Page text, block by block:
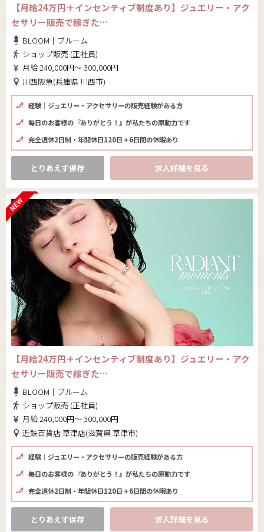
【月給24万円＋インセンティブ制度あり】ジュエリー・アク
セサリー販売で稼ぎた…
BLOOM｜ブルーム
ショップ販売 (正社員)
月給 240,000円～ 300,000円
川西阪急(兵庫県 川西市)
経験｜ジュエリー・アクセサリーの販売経験がある方
毎日のお客様の『ありがとう！』が私たちの原動力です
完全週休2日制・年間休日120日＋6日間の休暇あり
とりあえず保存 求人詳細を見る
【月給24万円＋インセンティブ制度あり】ジュエリー・アク
セサリー販売で稼ぎた…
BLOOM｜ブルーム
ショップ販売 (正社員)
月給 240,000円～ 300,000円
近鉄百貨店 草津店(滋賀県 草津市)
経験｜ジュエリー・アクセサリーの販売経験がある方
毎日のお客様の『ありがとう！』が私たちの原動力です
完全週休2日制・年間休日120日＋6日間の休暇あり
とりあえず保存 求人詳細を見る